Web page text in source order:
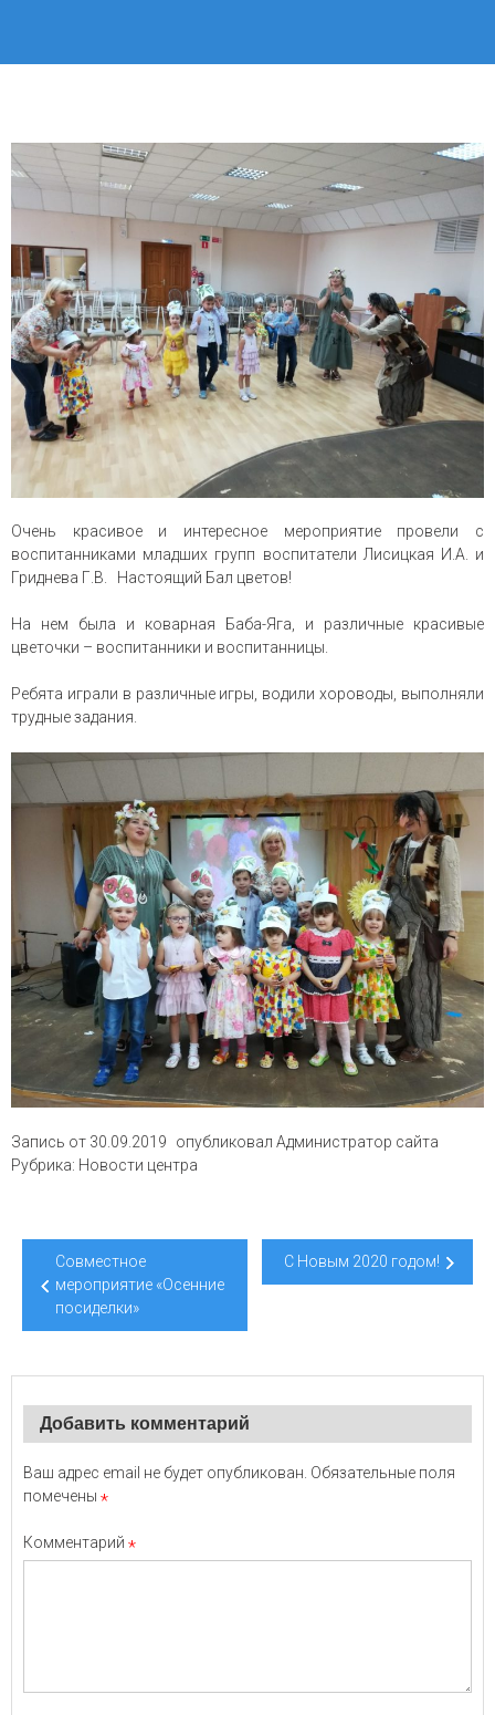
Очень красивое и интересное мероприятие провели с
воспитанниками младших групп воспитатели Лисицкая И.А. и
Гриднева Г.В. Настоящий Бал цветов!
На нем была и коварная Баба-Яга, и различные красивые
цветочки – воспитанники и воспитанницы.
Ребята играли в различные игры, водили хороводы, выполняли
трудные задания.
Запись от 30.09.2019 опубликовал Администратор сайта
Рубрика: Новости центра
Навигация
записям
Совместное
мероприятие «Осенние
посиделки»
С Новым 2020 годом!
Добавить комментарий
Ваш адрес email не будет опубликован. Обязательные поля
помечены *
Комментарий *